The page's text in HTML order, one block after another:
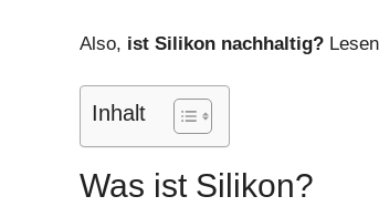
Also, ist Silikon nachhaltig?
Inhalt
Was ist Silikon?